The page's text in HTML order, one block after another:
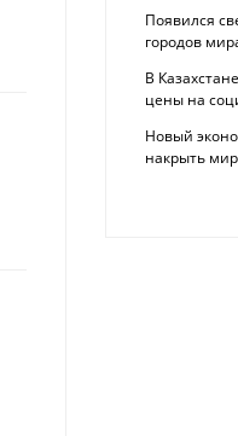
Появился
городов
В
цены на
Новый
накрыть мир